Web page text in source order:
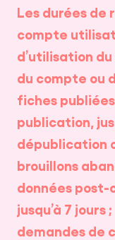
Les durées de
compte
d’utilisation du
du compte ou
fiches
publication,
dépublication
brouillons
données
jusqu’à 7 jours ;
demandes de